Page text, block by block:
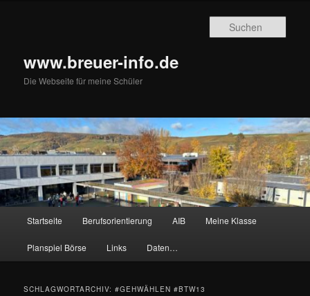
www.breuer-info.de
Die Webseite für meine Schüler
Startseite Berufsorientierung AIB Meine Klasse
Planspiel Börse Links Daten…
SCHLAGWORTARCHIV:#GEHWÄHLEN #BTW13